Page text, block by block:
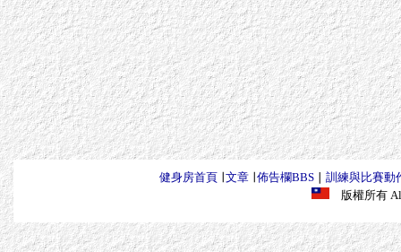
健身房首頁∣ 文章∣ 佈告欄BBS∣ 訓練與比賽動
版權所有